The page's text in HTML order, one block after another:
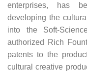
enterprises, has
developing the
into the Soft-
authorized Rich
patents to the
cultural creative